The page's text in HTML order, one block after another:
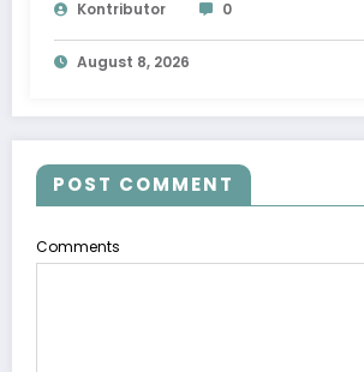
Kontributor 0
August 8, 2026
POST COMMENT
Comments